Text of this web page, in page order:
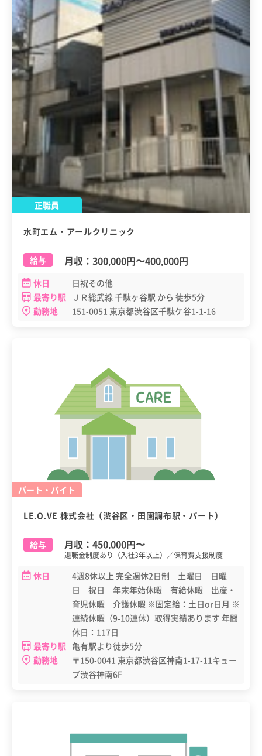
正職員
水町エム・アールクリニック
給与 月収： 300,000円〜400,000円
休日
日祝その他
最寄り駅
ＪＲ総武線 千駄ヶ谷駅 から 徒歩5分
勤務地
151-0051 東京都渋谷区千駄ケ谷1-1-16
パート・バイト
LE.O.VE 株式会社（渋谷区・田園調布駅・パート）
給与 月収： 450,000円〜
退職金制度あり（入社3年以上）／保育費支援制度
休日
4週8休以上 完全週休2日制 土曜日 日曜
日 祝日 年末年始休暇 有給休暇 出産・
育児休暇 介護休暇 ※固定給：土日or日月 ※
連続休暇（9-10連休）取得実績あります 年間
休日：117日
最寄り駅 亀有駅より徒歩5分
勤務地
〒150-0041 東京都渋谷区神南1-17-11キュー
ブ渋谷神南6F